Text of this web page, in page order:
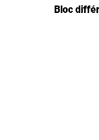
Bloc